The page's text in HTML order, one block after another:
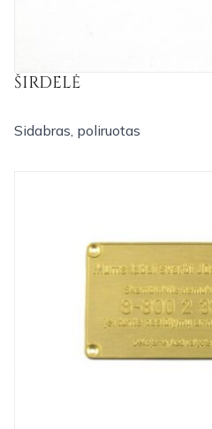
ŠIRDELĖ
Sidabras, poliruotas